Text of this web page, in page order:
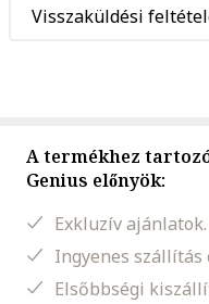
Visszaküldési
A termékhez
Genius előnyök:
Exkluzív ajánlatok.
Ingyenes szállítás
Elsőbbségi